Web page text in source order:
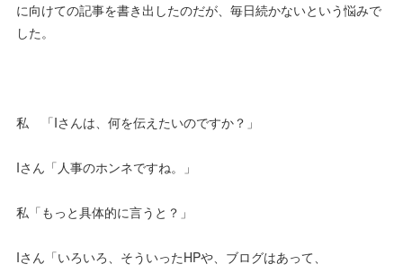
に向けての記事を書き出したのだが、毎日続かないという悩みで
した。
私 「Iさんは、何を伝えたいのですか？」
Iさん「人事のホンネですね。」
私「もっと具体的に言うと？」
Iさん「いろいろ、そういったHPや、ブログはあって、